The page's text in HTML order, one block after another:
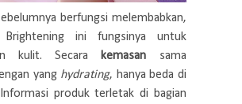
berfungsi melembabkan,
ini fungsinya untuk
kulit. Secara kemasan sama
yang hydrating, hanya beda di
produk terletak di bagian